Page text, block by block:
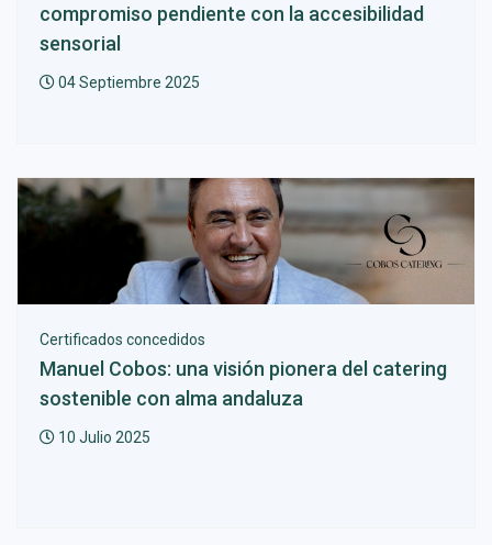
compromiso pendiente con la accesibilidad
sensorial
04 Septiembre 2025
Certificados concedidos
Manuel Cobos: una visión pionera del catering
sostenible con alma andaluza
10 Julio 2025